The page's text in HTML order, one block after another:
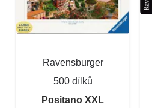
Ravensburger
500 dílků
Positano XXL